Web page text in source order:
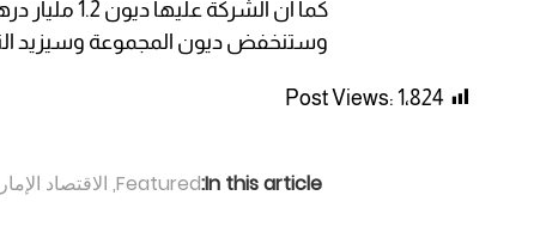
كما أن
وستنخفض ديون المجموعة وسيزيد
Post Views: 1٬824
In this article:
Featured
, الاقتصاد